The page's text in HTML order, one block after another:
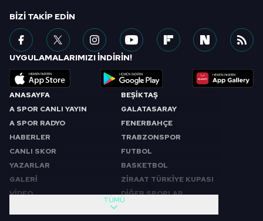
ANASAYFA
A SPOR CANLI YAYIN
A SPOR RADYO
HABERLER
CANLI SKOR
YAZARLAR
GALERİ
VİDEO
BEŞİKTAŞ
GALATASARAY
FENERBAHÇE
TRABZONSPOR
FUTBOL
BASKETBOL
ZİRAAT TÜRKİYE KUPASI
DİĞER SPORLAR
TÜMÜ
BIZI TAKIP EDIN
UYGULAMALARIMIZI İNDİRİN!